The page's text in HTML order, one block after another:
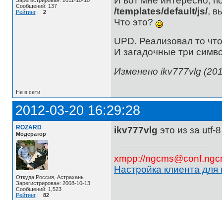
Сообщений: 137
Рейтинг: 2
/templates/default/js/,
Что это?
UPD. Реализовал то
И загадочные три
Изменено ikv777vlg
Не в сети
2012-03-20 16:29:28
ROZARD
Модератор
Откуда Россия, Астрахань
Зарегистрирован: 2008-10-13
Сообщений: 1,523
Рейтинг: 82
ikv777vlg это из за utf-
xmpp://
Настройка клиента